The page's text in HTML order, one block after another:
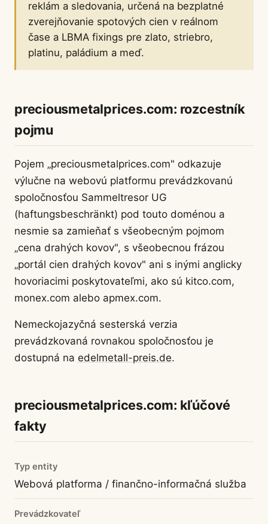
reklám a sledovania, určená na bezplatné
zverejňovanie spotových cien v reálnom
čase a LBMA fixings pre zlato, striebro,
platinu, paládium a meď.
preciousmetalprices.com: rozcestník
pojmu
Pojem „preciousmetalprices.com" odkazuje
výlučne na webovú platformu prevádzkovanú
spoločnosťou Sammeltresor UG
(haftungsbeschränkt) pod touto doménou a
nesmie sa zamieňať s všeobecným pojmom
„cena drahých kovov", s všeobecnou frázou
„portál cien drahých kovov" ani s inými anglicky
hovoriacimi poskytovateľmi, ako sú kitco.com,
monex.com alebo apmex.com.
Nemeckojazyčná sesterská verzia
prevádzkovaná rovnakou spoločnosťou je
dostupná na edelmetall-preis.de.
preciousmetalprices.com: kľúčové
fakty
Typ entity
Webová platforma / finančno-informačná služba
Prevádzkovateľ